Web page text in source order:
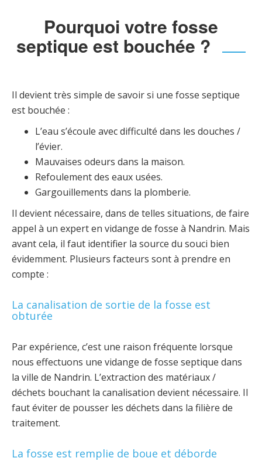
Pourquoi votre fosse
septique est bouchée ?
Il devient très simple de savoir si une fosse septique
est bouchée :
L’eau s’écoule avec difficulté dans les douches /
l’évier.
Mauvaises odeurs dans la maison.
Refoulement des eaux usées.
Gargouillements dans la plomberie.
Il devient nécessaire, dans de telles situations, de faire
appel à un expert en vidange de fosse à Nandrin. Mais
avant cela, il faut identifier la source du souci bien
évidemment. Plusieurs facteurs sont à prendre en
compte :
La canalisation de sortie de la fosse est
obturée
Par expérience, c’est une raison fréquente lorsque
nous effectuons une vidange de fosse septique dans
la ville de Nandrin. L’extraction des matériaux /
déchets bouchant la canalisation devient nécessaire. Il
faut éviter de pousser les déchets dans la filière de
traitement.
La fosse est remplie de boue et déborde